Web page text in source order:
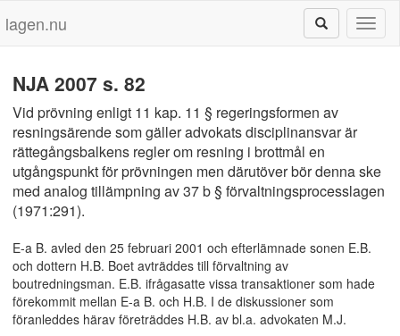
lagen.nu
NJA 2007 s. 82
Vid prövning enligt 11 kap. 11 § regeringsformen av
resningsärende som gäller advokats disciplinansvar är
rättegångsbalkens regler om resning i brottmål en
utgångspunkt för prövningen men därutöver bör denna ske
med analog tillämpning av 37 b § förvaltningsprocesslagen
(1971:291).
E-a B. avled den 25 februari 2001 och efterlämnade sonen E.B.
och dottern H.B. Boet avträddes till förvaltning av
boutredningsman. E.B. ifrågasatte vissa transaktioner som hade
förekommit mellan E-a B. och H.B. I de diskussioner som
föranleddes härav företräddes H.B. av bl.a. advokaten M.J.